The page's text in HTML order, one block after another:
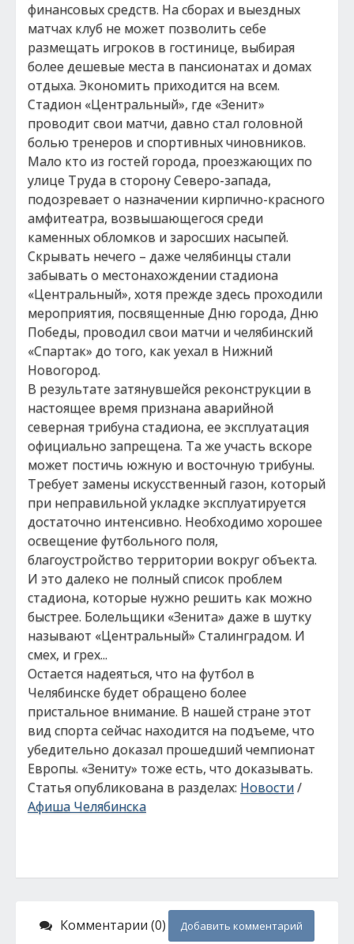
финансовых средств. На сборах и выездных
матчах клуб не может позволить себе
размещать игроков в гостинице, выбирая
более дешевые места в пансионатах и домах
отдыха. Экономить приходится на всем.
Стадион «Центральный», где «Зенит»
проводит свои матчи, давно стал головной
болью тренеров и спортивных чиновников.
Мало кто из гостей города, проезжающих по
улице Труда в сторону Северо-запада,
подозревает о назначении кирпично-красного
амфитеатра, возвышающегося среди
каменных обломков и заросших насыпей.
Скрывать нечего – даже челябинцы стали
забывать о местонахождении стадиона
«Центральный», хотя прежде здесь проходили
мероприятия, посвященные Дню города, Дню
Победы, проводил свои матчи и челябинский
«Спартак» до того, как уехал в Нижний
Новогород.
В результате затянувшейся реконструкции в
настоящее время признана аварийной
северная трибуна стадиона, ее эксплуатация
официально запрещена. Та же участь вскоре
может постичь южную и восточную трибуны.
Требует замены искусственный газон, который
при неправильной укладке эксплуатируется
достаточно интенсивно. Необходимо хорошее
освещение футбольного поля,
благоустройство территории вокруг объекта.
И это далеко не полный список проблем
стадиона, которые нужно решить как можно
быстрее. Болельщики «Зенита» даже в шутку
называют «Центральный» Сталинградом. И
смех, и грех...
Остается надеяться, что на футбол в
Челябинске будет обращено более
пристальное внимание. В нашей стране этот
вид спорта сейчас находится на подъеме, что
убедительно доказал прошедший чемпионат
Европы. «Зениту» тоже есть, что доказывать.
Статья опубликована в разделах: Новости/
Афиша Челябинска
Комментарии (0) Добавить комментарий